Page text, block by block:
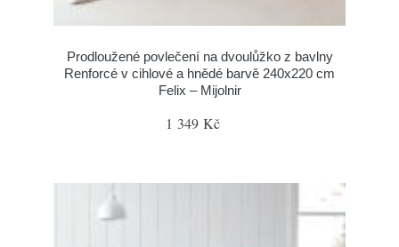
Prodloužené povlečení na dvoulůžko z bavlny
Renforcé v cihlové a hnědé barvě 240x220 cm
Felix – Mijolnir
1 349 Kč